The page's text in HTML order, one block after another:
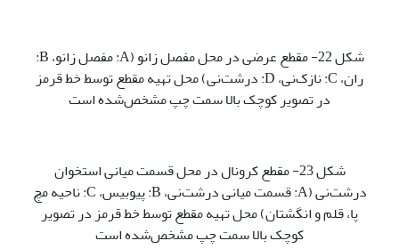
شکل 22- مقطع عرضی در محل مفصل زانو (A: مفصل زانو، B:
ران، C: نازک‌نی، D: درشت‌نی) محل تهیه مقطع توسط خط قرمز
در تصویر کوچک بالا سمت چپ مشخص‌شده است
شکل 23- مقطع کرونال در محل قسمت میانی استخوان
درشت‌نی (A: قسمت میانی درشت‌نی، B: پیوبیس، C: ناحیه مچ
پا، قلم و انگشتان) محل تهیه مقطع توسط خط قرمز در تصویر
کوچک بالا سمت چپ مشخص‌شده است